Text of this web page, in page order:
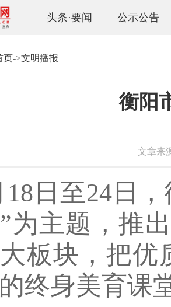
头条·要闻 公示公告
页->文明播报
衡阳
文章来
18日至24日
为主题，推
板块，把优
终身美育课